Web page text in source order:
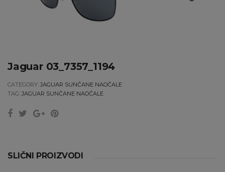
Jaguar 03_7357_1194
CATEGORY: JAGUAR SUNČANE NAOČALE
TAG: JAGUAR SUNČANE NAOČALE
SLIČNI PROIZVODI